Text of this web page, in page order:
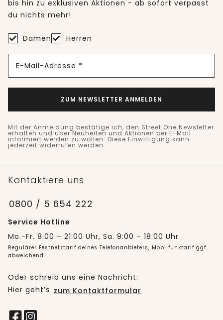
bis hin zu exklusiven Aktionen - ab sofort verpasst
du nichts mehr!
Damen Herren
E-Mail-Adresse *
ZUM NEWSLETTER ANMELDEN
Mit der Anmeldung bestätige ich, den Street One Newsletter
erhalten und über Neuheiten und Aktionen per E-Mail
informiert werden zu wollen. Diese Einwilligung kann
jederzeit widerrufen werden.
Kontaktiere uns
0800 / 5 654 222
Service Hotline
Mo.-Fr. 8:00 – 21:00 Uhr, Sa. 9:00 – 18:00 Uhr
Regulärer Festnetztarif deines Telefonanbieters, Mobilfunktarif ggf.
abweichend.
Oder schreib uns eine Nachricht:
Hier geht’s zum Kontaktformular